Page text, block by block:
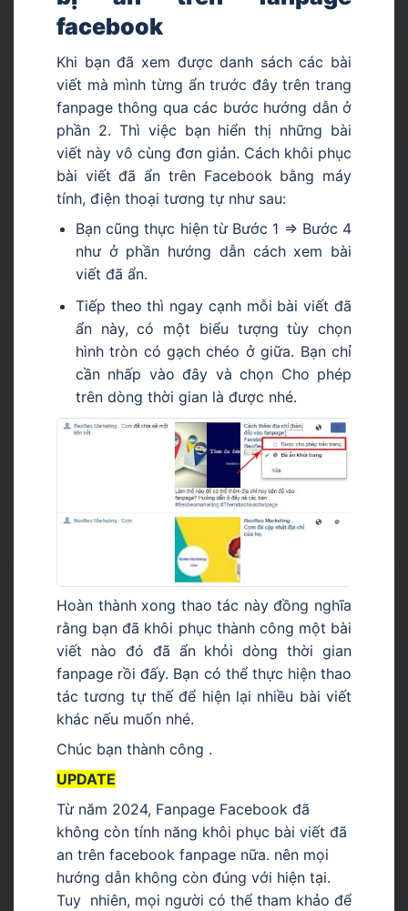
facebook
Khi bạn đã xem được danh sách các bài
viết mà mình từng ẩn trước đây trên trang
fanpage thông qua các bước hướng dẫn ở
phần 2. Thì việc bạn hiển thị những bài
viết này vô cùng đơn giản. Cách khôi phục
bài viết đã ẩn trên Facebook bằng máy
tính, điện thoại tương tự như sau:
Bạn cũng thực hiện từ Bước 1 => Bước 4
như ở phần hướng dẫn cách xem bài
viết đã ẩn.
Tiếp theo thì ngay cạnh mỗi bài viết đã
ẩn này, có một biểu tượng tùy chọn
hình tròn có gạch chéo ở giữa. Bạn chỉ
cần nhấp vào đây và chọn Cho phép
trên dòng thời gian là được nhé.
Hoàn thành xong thao tác này đồng nghĩa
rằng bạn đã khôi phục thành công một bài
viết nào đó đã ẩn khỏi dòng thời gian
fanpage rồi đấy. Bạn có thể thực hiện thao
tác tương tự thế để hiện lại nhiều bài viết
khác nếu muốn nhé.
Chúc bạn thành công .
UPDATE
Từ năm 2024, Fanpage Facebook đã
không còn tính năng khôi phục bài viết đã
an trên facebook fanpage nữa. nên mọi
hướng dẫn không còn đúng với hiện tại.
Tuy nhiên, mọi người có thể tham khảo để